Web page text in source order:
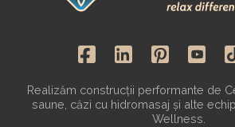
Realizăm construcții performante de
saune, căzi cu hidromasaj și alte
Wellness.